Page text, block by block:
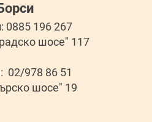
0885 196 267
шосе" 117
02/978 86 51
шосе" 19